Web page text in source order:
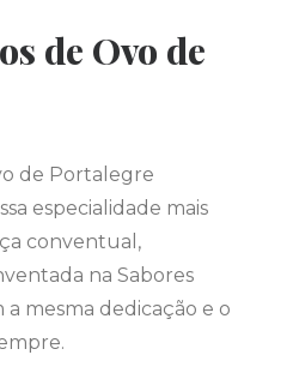
de Ovo de
de Portalegre
especialidade mais
conventual,
na Sabores
a mesma dedicação e o